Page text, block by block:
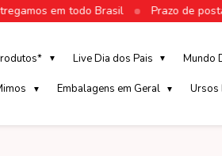
em todo Brasil Prazo de
▼ Live Dia dos Pais ▼ Mundo
▼ Embalagens em Geral ▼ Ursos